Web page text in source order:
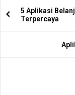
5 Aplikasi
Terpercaya